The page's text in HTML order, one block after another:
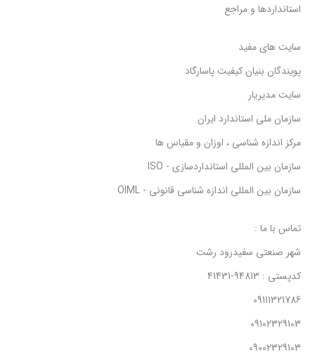
استانداردها و مراجع
سایت های مفید
پویندگان بنیان کیفیت پاسارگاد
سایت مدیریار
سازمان ملی استاندارد ایران
مرکز اندازه شناسی ، اوزان و مقیاس ها
سازمان بین المللی استانداردسازی - ISO
سازمان بین المللی اندازه شناسی قانونی - OIML
تماس با ما :
شهر صنعتی سفیدرود رشت
کدپستی : 94813-41431
09111321786
09102329103
09002329103